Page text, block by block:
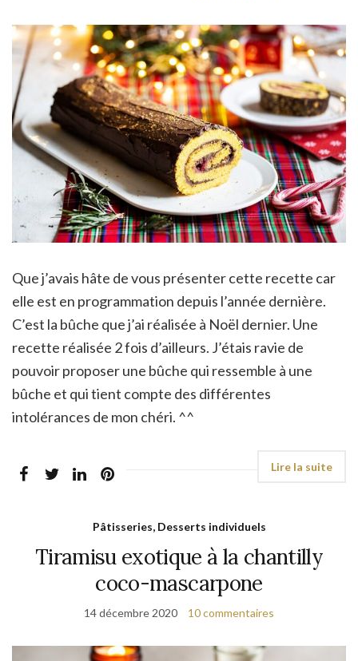
Que j’avais hâte de vous présenter cette recette car
elle est en programmation depuis l’année dernière.
C’est la bûche que j’ai réalisée à Noël dernier. Une
recette réalisée 2 fois d’ailleurs. J’étais ravie de
pouvoir proposer une bûche qui ressemble à une
bûche et qui tient compte des différentes
intolérances de mon chéri. ^^
Pâtisseries, Desserts individuels
Tiramisu exotique à la chantilly
coco-mascarpone
14 décembre 2020 10 commentaires